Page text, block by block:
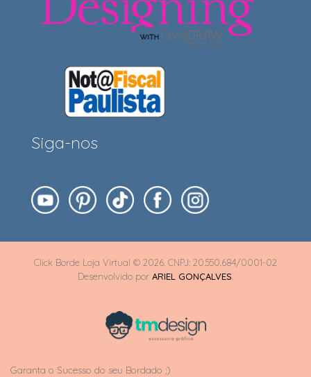
Siga-nos
Click Borde Loja Virtual © 2026. CNPJ: 20.550.684/0001-02
Desenvolvido por ARIEL GONÇALVES.
Garanta o Sucesso do seu Bordado ;)